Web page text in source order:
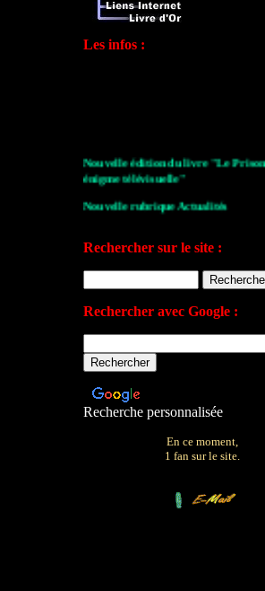
Les infos :
Nouvelle édition du livre "Le
énigme télévisuelle"
Nouvelle rubrique Actualités
Le plan du site
Votre avis sur le site
Rechercher sur le site :
Rechercher avec Google :
Recherche personnalisée
En ce moment,
1 fan sur le site.